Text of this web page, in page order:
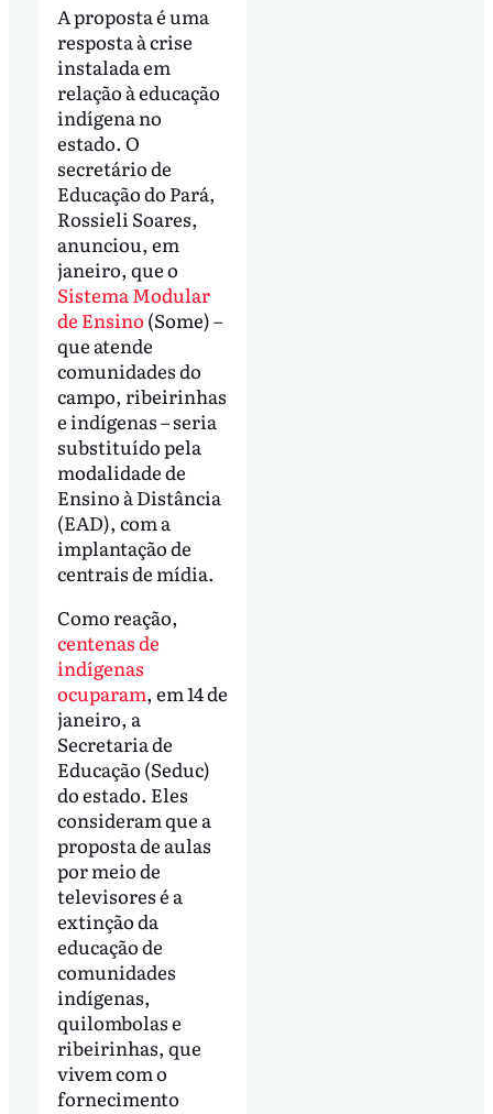
A proposta é uma
resposta à crise
instalada em
relação à educação
indígena no
estado. O
secretário de
Educação do Pará,
Rossieli Soares,
anunciou, em
janeiro, que o
Sistema Modular
de Ensino (Some) –
que atende
comunidades do
campo, ribeirinhas
e indígenas – seria
substituído pela
modalidade de
Ensino à Distância
(EAD), com a
implantação de
centrais de mídia.
Como reação,
centenas de
indígenas
ocuparam, em 14 de
janeiro, a
Secretaria de
Educação (Seduc)
do estado. Eles
consideram que a
proposta de aulas
por meio de
televisores é a
extinção da
educação de
comunidades
indígenas,
quilombolas e
ribeirinhas, que
vivem com o
fornecimento